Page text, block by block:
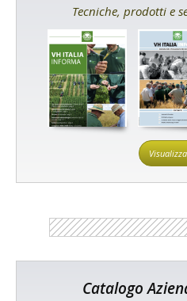
Tecniche, prodotti e
Catalogo